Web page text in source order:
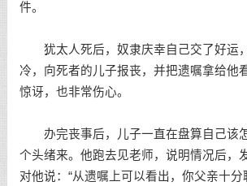
件。
犹太人死后，奴隶庆幸自己交了好运
冷，向死者的儿子报丧，并把遗嘱拿给他
惊讶，也非常伤心。
办完丧事后，儿子一直在盘算自己该
个头绪来。他跑去见老师，说明情况后，
对他说：“从遗嘱上可以看出，你父亲十